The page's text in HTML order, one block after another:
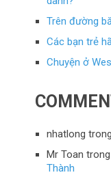
Trên đường
Các bạn trẻ
Chuyện ở
nhatlong
Mr Toan
Thành